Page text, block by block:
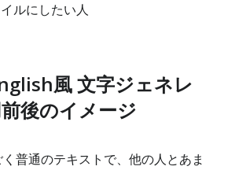
ルにしたい人
風 文字ジェネレ
後のイメージ
普通のテキストで、他の人とあま